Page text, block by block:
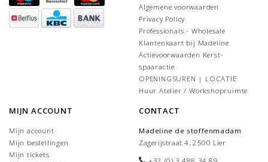
Algemene voorwaarden
Privacy Policy
Professionals - Wholesale
Klantenkaart bij Madeline
Actievoorwaarden Kerst-
spaaractie
OPENINGSUREN | LOCATIE
Huur Atelier / Workshopruimte
MIJN ACCOUNT
Mijn account
Mijn bestellingen
Mijn tickets
CONTACT
Madeline de stoffenmadam
Zagerijstraat 4, 2500 Lier